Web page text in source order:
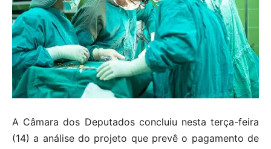
A Câmara dos Deputados concluiu nesta terça-feira
(14) a análise do projeto que prevê o pagamento de